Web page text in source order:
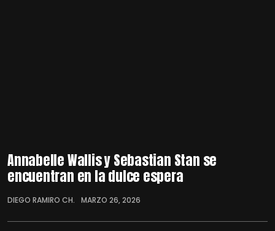
Annabelle Wallis y Sebastian Stan se
encuentran en la dulce espera
DIEGO RAMIRO CH. MARZO 26, 2026